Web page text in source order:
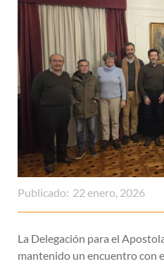
Publicado: 22 enero, 2026
La Delegación para el
mantenido un encuentro con